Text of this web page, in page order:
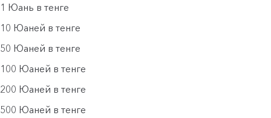
1 Юань в тенге
10 Юаней в тенге
50 Юаней в тенге
100 Юаней в тенге
200 Юаней в тенге
500 Юаней в тенге